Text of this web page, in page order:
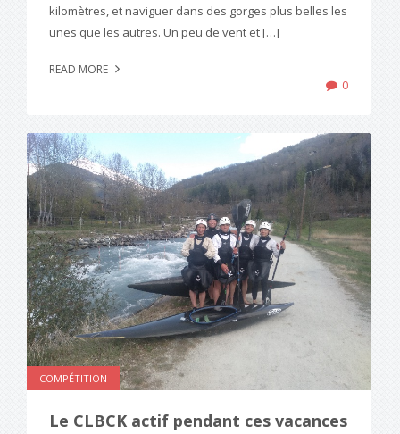
kilomètres, et naviguer dans des gorges plus belles les
unes que les autres. Un peu de vent et […]
READ MORE
0
COMPÉTITION
Le CLBCK actif pendant ces vacances